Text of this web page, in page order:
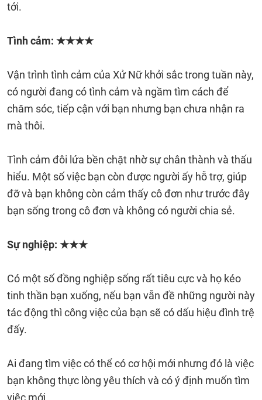
tới.
Tình cảm: ★★★★
Vận trình tình cảm của Xử Nữ khởi sắc trong tuần này,
có người đang có tình cảm và ngầm tìm cách để
chăm sóc, tiếp cận với bạn nhưng bạn chưa nhận ra
mà thôi.
Tình cảm đôi lứa bền chặt nhờ sự chân thành và thấu
hiểu. Một số việc bạn còn được người ấy hỗ trợ, giúp
đỡ và bạn không còn cảm thấy cô đơn như trước đây
bạn sống trong cô đơn và không có người chia sẻ.
Sự nghiệp: ★★★
Có một số đồng nghiệp sống rất tiêu cực và họ kéo
tinh thần bạn xuống, nếu bạn vẫn đề những người này
tác động thì công việc của bạn sẽ có dấu hiệu đình trệ
đấy.
Ai đang tìm việc có thể có cơ hội mới nhưng đó là việc
bạn không thực lòng yêu thích và có ý định muốn tìm
việc mới.